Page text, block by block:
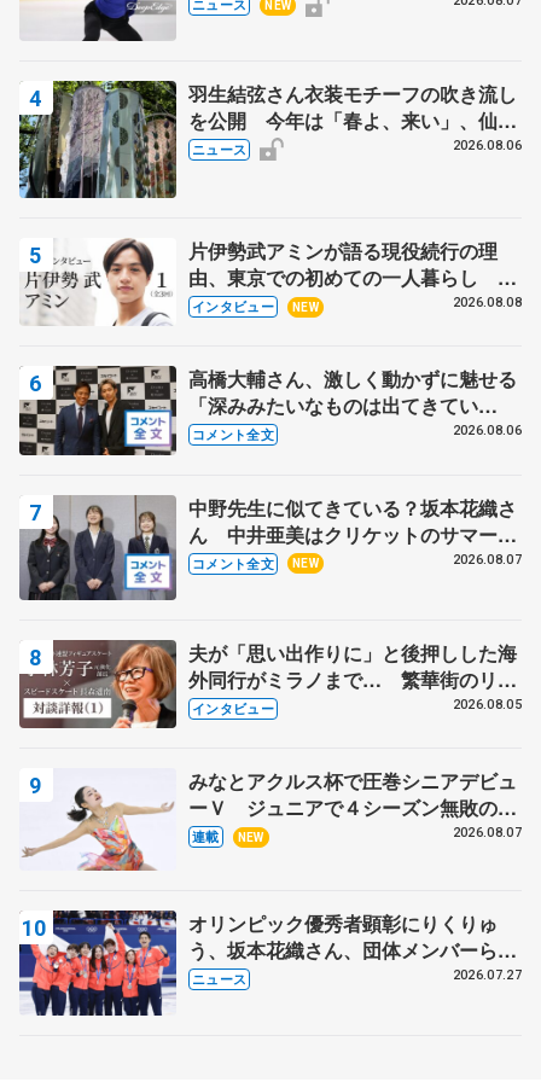
ニュース NEW
羽生結弦さん衣装モチーフの吹き流し
を公開 今年は「春よ、来い」、仙台
の瑞鳳殿
ニュース 2026.08.06
片伊勢武アミンが語る現役続行の理
由、東京での初めての一人暮らし 注
目スケーターの「今」に迫る
インタビュー NEW 2026.08.08
高橋大輔さん、激しく動かずに魅せる
「深みみたいなものは出てきてい
る？」 〝兄さん〟と慕うレジェンド
コメント全文 2026.08.06
中野先生に似てきている？坂本花織さ
ん 中井亜美はクリケットのサマーキ
ャンプに 島田麻央はたくさん試合に
コメント全文 NEW 2026.08.07
夫が「思い出作りに」と後押しした海
外同行がミラノまで… 繁華街のリン
クでは不良のお兄さんも味方に 小林
インタビュー 2026.08.05
みなとアクルス杯で圧巻シニアデビュ
ーＶ ジュニアで４シーズン無敗の島
田麻央
連載 NEW 2026.08.07
オリンピック優秀者顕彰にりくりゅ
う、坂本花織さん、団体メンバーら
8月7日に文科省が表彰式、ブルーノ・
ニュース 2026.07.27